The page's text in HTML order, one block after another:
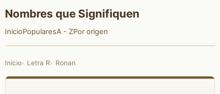
Nombres que Signifiquen
InicioPopularesA - ZPor origen
Inicio Letra R Ronan